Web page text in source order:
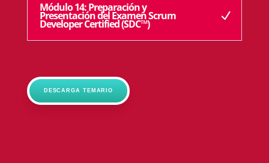
Módulo 14: Preparación y
Presentación del Examen Scrum
Developer Certified (SDC™)
DESCARGA TEMARIO